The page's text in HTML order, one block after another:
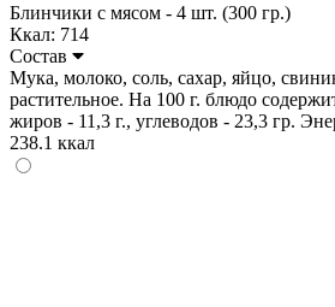
Блинчики с мясом - 4 шт. (300 гр.)
Ккал: 714
Состав
Мука, молоко, соль, сахар, яйцо,
растительное. На 100 г. блюдо
жиров - 11,3 г., углеводов - 23,3 гр.
238.1 ккал